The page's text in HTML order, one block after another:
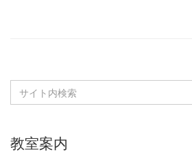
教室案内